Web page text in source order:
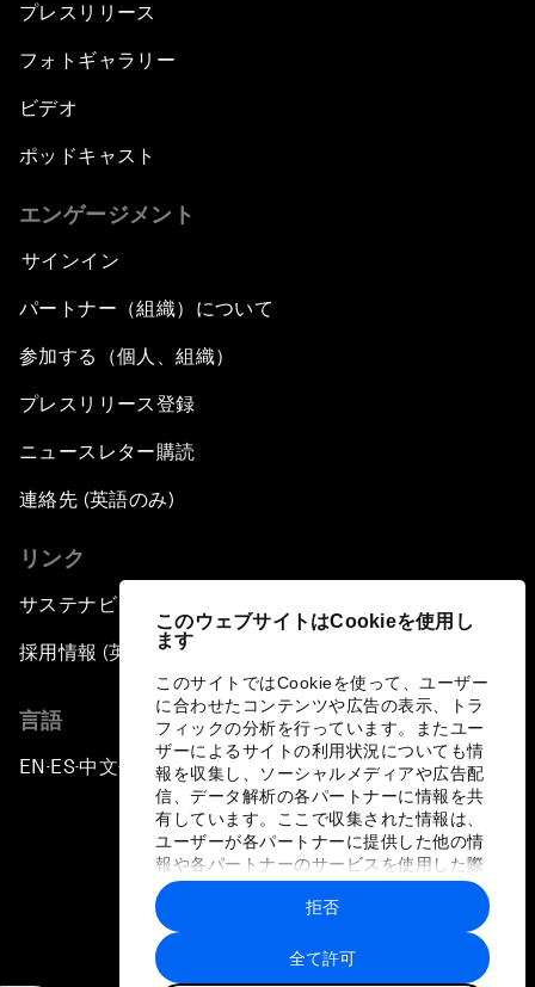
このウェブサイトはCookieを使用し
ます
このサイトではCookieを使って、ユーザー
に合わせたコンテンツや広告の表示、トラ
フィックの分析を行っています。またユー
ザーによるサイトの利用状況についても情
報を収集し、ソーシャルメディアや広告配
信、データ解析の各パートナーに情報を共
有しています。ここで収集された情報は、
ユーザーが各パートナーに提供した他の情
報や各パートナーのサービスを使用した際
に収集された情報と組み合わされ、各パー
トナーによって使用されることがありま
す。
全て許可
拒否
プレスリリース
フォトギャラリー
ビデオ
ポッドキャスト
エンゲージメント
サインイン
パートナー（組織）について
参加する（個人、組織）
プレスリリース登録
ニュースレター購読
連絡先 (英語のみ)
リンク
サステナビリティへの取り組み
採用情報 (英語のみ)
言語
EN ▪ ES▪中文▪ 日本語
プライバシーポリシーと利用規約
サイトマップ